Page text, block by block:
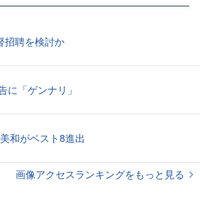
招聘を検討か
に「ゲンナリ」
和がベスト8進出
画像アクセスランキングをもっと見る